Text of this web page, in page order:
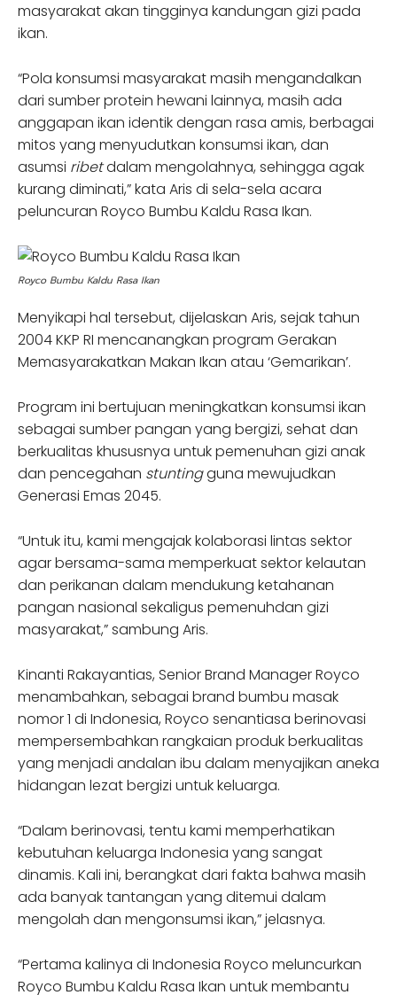
masyarakat akan tingginya kandungan gizi pada
ikan.
“Pola konsumsi masyarakat masih mengandalkan
dari sumber protein hewani lainnya, masih ada
anggapan ikan identik dengan rasa amis, berbagai
mitos yang menyudutkan konsumsi ikan, dan
asumsi ribetdalam mengolahnya, sehingga agak
kurang diminati,” kata Aris di sela-sela acara
peluncuran Royco Bumbu Kaldu Rasa Ikan.
Royco Bumbu Kaldu Rasa Ikan
Menyikapi hal tersebut, dijelaskan Aris, sejak tahun
2004 KKP RI mencanangkan program Gerakan
Memasyarakatkan Makan Ikan atau ‘Gemarikan’.
Program ini bertujuan meningkatkan konsumsi ikan
sebagai sumber pangan yang bergizi, sehat dan
berkualitas khususnya untuk pemenuhan gizi anak
dan pencegahan stuntingguna mewujudkan
Generasi Emas 2045.
“Untuk itu, kami mengajak kolaborasi lintas sektor
agar bersama-sama memperkuat sektor kelautan
dan perikanan dalam mendukung ketahanan
pangan nasional sekaligus pemenuhdan gizi
masyarakat,” sambung Aris.
Kinanti Rakayantias, Senior Brand Manager Royco
menambahkan, sebagai brand bumbu masak
nomor 1 di Indonesia, Royco senantiasa berinovasi
mempersembahkan rangkaian produk berkualitas
yang menjadi andalan ibu dalam menyajikan aneka
hidangan lezat bergizi untuk keluarga.
“Dalam berinovasi, tentu kami memperhatikan
kebutuhan keluarga Indonesia yang sangat
dinamis. Kali ini, berangkat dari fakta bahwa masih
ada banyak tantangan yang ditemui dalam
mengolah dan mengonsumsi ikan,” jelasnya.
“Pertama kalinya di Indonesia Royco meluncurkan
Royco Bumbu Kaldu Rasa Ikan untuk membantu